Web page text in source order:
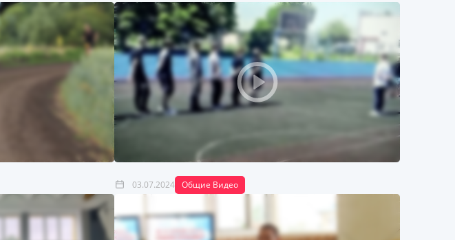
03.07.2024 Общие Видео